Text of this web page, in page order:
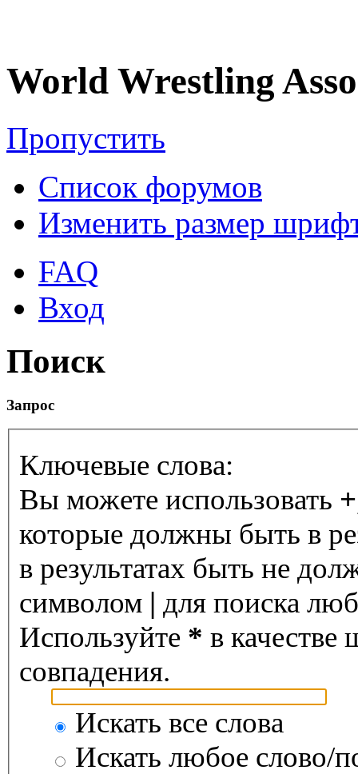
World Wrestling
Пропустить
Список форумов
Изменить размер
FAQ
Вход
Поиск
Запрос
Ключевые слова:
Вы можете использовать +
которые должны быть в
в результатах быть не
символом | для поиска
Используйте * в качестве
совпадения.
Искать все слова
Искать любое слово/